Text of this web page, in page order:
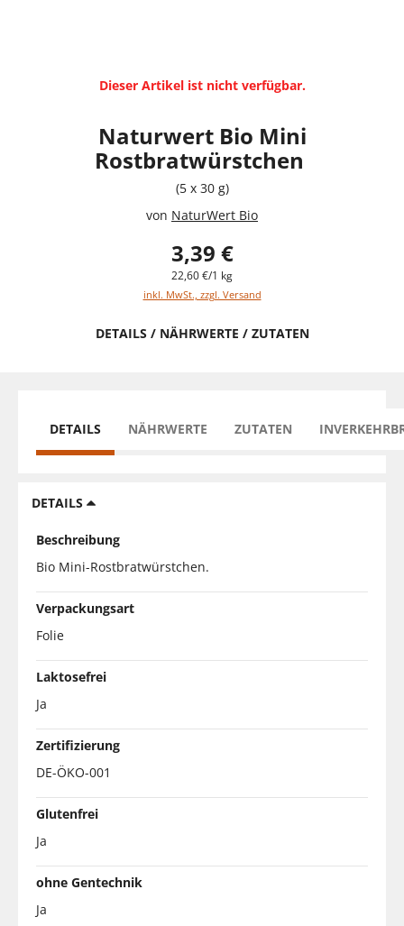
Dieser Artikel ist nicht verfügbar.
Naturwert Bio Mini
Rostbratwürstchen
(5 x 30 g)
von NaturWert Bio
3,39 €
22,60 €/1 kg
inkl. MwSt., zzgl. Versand
DETAILS / NÄHRWERTE / ZUTATEN
DETAILS NÄHRWERTE ZUTATEN
DETAILS
Beschreibung
Bio Mini-Rostbratwürstchen.
Verpackungsart
Folie
Laktosefrei
Ja
Zertifizierung
DE-ÖKO-001
Glutenfrei
Ja
ohne Gentechnik
Ja